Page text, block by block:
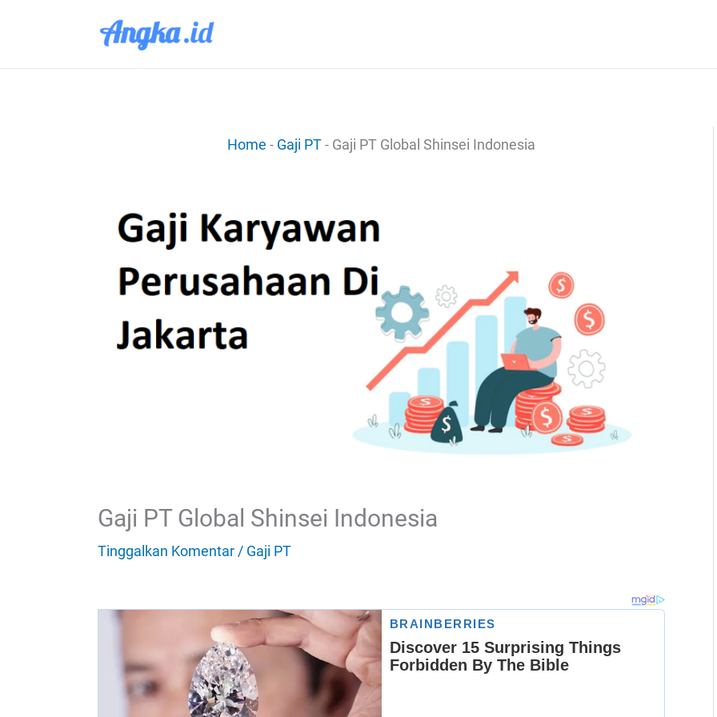
Home - Gaji PT- Gaji PT Global Shinsei Indonesia
Gaji PT Global Shinsei Indonesia
Tinggalkan Komentar/ Gaji PT